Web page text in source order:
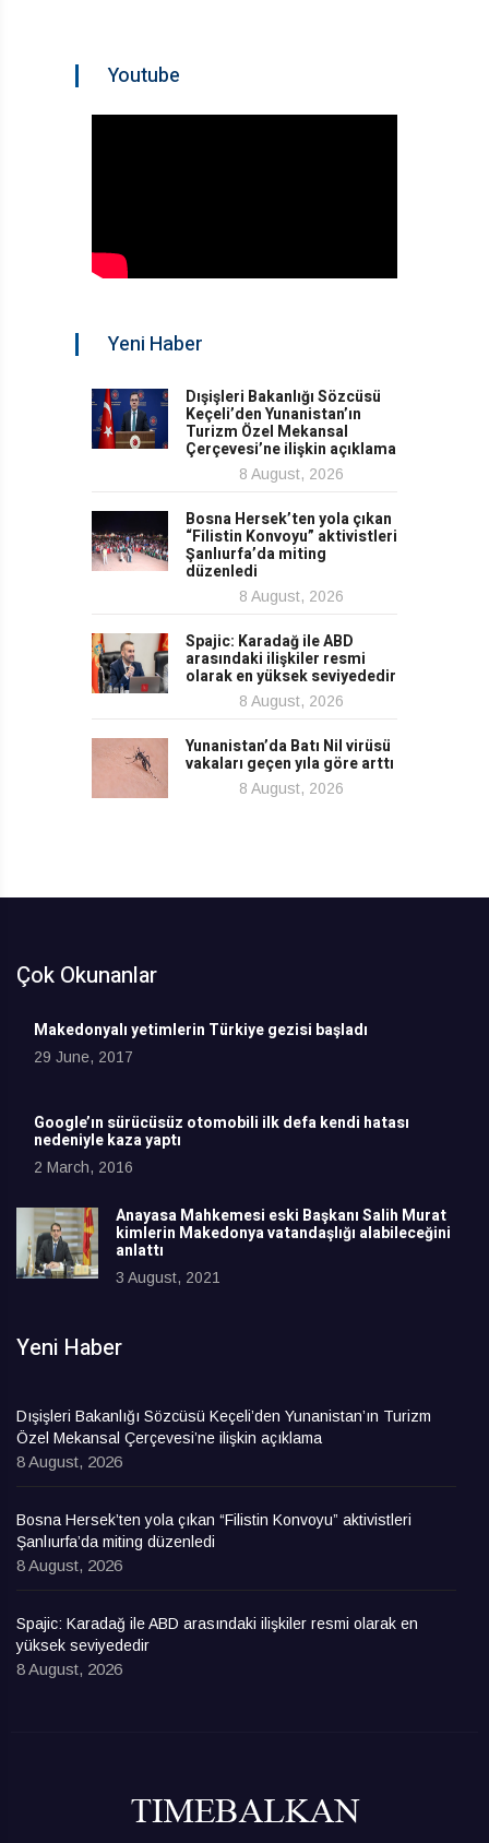
Youtube
Yeni Haber
Dışişleri Bakanlığı Sözcüsü
Keçeli’den Yunanistan’ın
Turizm Özel Mekansal
Çerçevesi’ne ilişkin açıklama
8 August, 2026
Bosna Hersek’ten yola çıkan
“Filistin Konvoyu” aktivistleri
Şanlıurfa’da miting
düzenledi
8 August, 2026
Spajic: Karadağ ile ABD
arasındaki ilişkiler resmi
olarak en yüksek seviyededir
8 August, 2026
Yunanistan’da Batı Nil virüsü
vakaları geçen yıla göre arttı
8 August, 2026
Çok Okunanlar
Makedonyalı yetimlerin Türkiye gezisi başladı
29 June, 2017
Google’ın sürücüsüz otomobili ilk defa kendi hatası
nedeniyle kaza yaptı
2 March, 2016
Anayasa Mahkemesi eski Başkanı Salih Murat
kimlerin Makedonya vatandaşlığı alabileceğini
anlattı
3 August, 2021
Yeni Haber
Dışişleri Bakanlığı Sözcüsü Keçeli’den Yunanistan’ın Turizm
Özel Mekansal Çerçevesi’ne ilişkin açıklama
8 August, 2026
Bosna Hersek’ten yola çıkan “Filistin Konvoyu” aktivistleri
Şanlıurfa’da miting düzenledi
8 August, 2026
Spajic: Karadağ ile ABD arasındaki ilişkiler resmi olarak en
yüksek seviyededir
8 August, 2026